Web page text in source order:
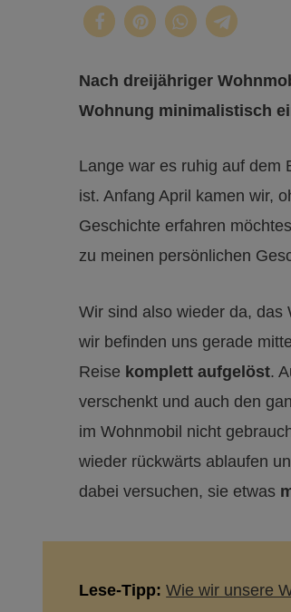
Nach dreijähriger
Wohnung minimalistisch
Lange war es ruhig auf dem
ist. Anfang April kamen wir,
Geschichte erfahren
zu meinen persönlichen
Wir sind also wieder da,
wir befinden uns gerade
Reise komplett aufgelöst.
verschenkt und auch den
im Wohnmobil nicht
wieder rückwärts ablaufen
dabei versuchen, sie etwas
Lese-Tipp: Wie wir unsere